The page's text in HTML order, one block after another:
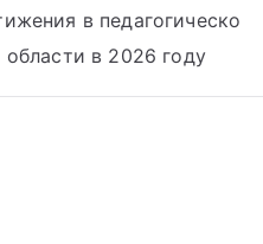
в педагогическо
в 2026 году